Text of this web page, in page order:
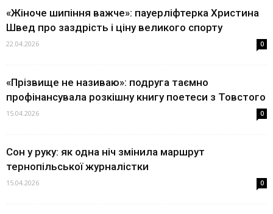
«Жіноче шипіння важче»: пауерліфтерка Христина
Швед про заздрість і ціну великого спорту
22.04.2026 0
«Прізвище не називаю»: подруга таємно
профінансувала розкішну книгу поетеси з Товстого
15.04.2026 0
Сон у руку: як одна ніч змінила маршрут
тернопільської журналістки
15.04.2026 0